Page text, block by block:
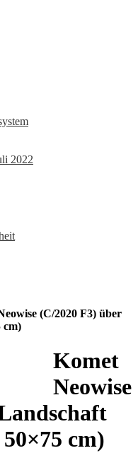
2022
(C/2020 F3) über
cm)
Komet
Neowise
cm)